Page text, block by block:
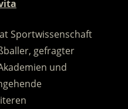
Sportwissenschaft
gefragter
und